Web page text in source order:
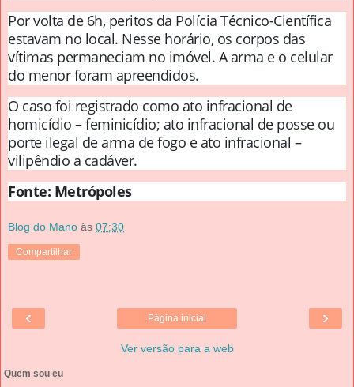
Por volta de 6h, peritos da Polícia Técnico-Científica
estavam no local. Nesse horário, os corpos das
vítimas permaneciam no imóvel. A arma e o celular
do menor foram apreendidos.
O caso foi registrado como ato infracional de
homicídio – feminicídio; ato infracional de posse ou
porte ilegal de arma de fogo e ato infracional –
vilipêndio a cadáver.
Fonte: Metrópoles
Blog do Mano às 07:30
Compartilhar
‹ ›
Página inicial
Ver versão para a web
Quem sou eu